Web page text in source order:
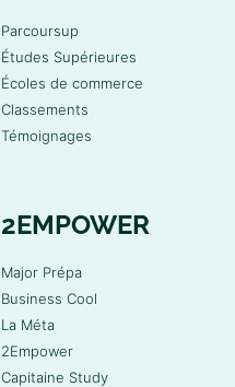
Parcoursup
Études Supérieures
Écoles de commerce
Classements
Témoignages
2EMPOWER
Major Prépa
Business Cool
La Méta
2Empower
Capitaine Study